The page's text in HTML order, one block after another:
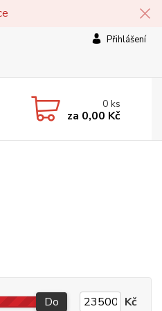
Přihlášení
0 ks
za 0,00 Kč
Do Kč